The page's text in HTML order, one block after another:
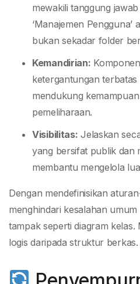
mewakili tanggung
‘Manajemen
bukan sekadar folder
Kemandirian:
ketergantungan
mendukung
pemeliharaan.
Visibilitas: Jelaskan
yang bersifat publik dan
membantu mengelola
Dengan mendefinisikan
menghindari kesalahan
tampak seperti diagram
logis daripada struktur berkas.